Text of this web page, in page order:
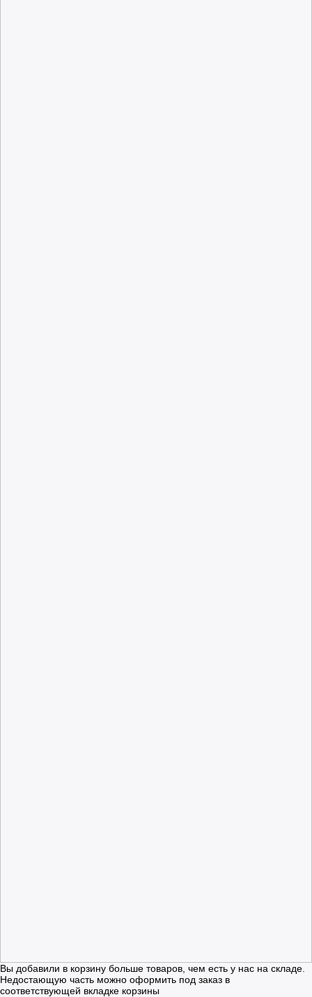
Вы добавили в корзину больше товаров, чем есть у нас на складе.
Недостающую часть можно оформить под заказ в
соответствующей вкладке корзины